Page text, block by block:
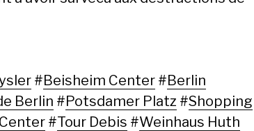
#Beisheim Center #Berlin
Berlin #Potsdamer Platz #Shopping
#Tour Debis #Weinhaus Huth